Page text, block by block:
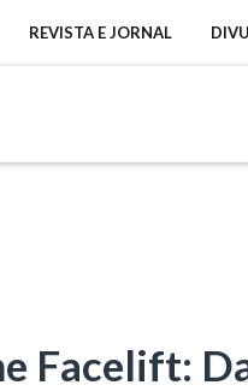
REVISTA E JORNAL
Facelift: